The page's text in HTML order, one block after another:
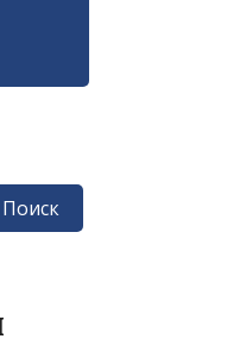
Поиск